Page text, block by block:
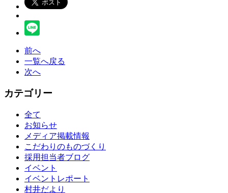
前へ
一覧へ戻る
次へ
カテゴリー
全て
お知らせ
メディア掲載情報
こだわりのものづくり
採用担当者ブログ
イベント
イベントレポート
村井だより